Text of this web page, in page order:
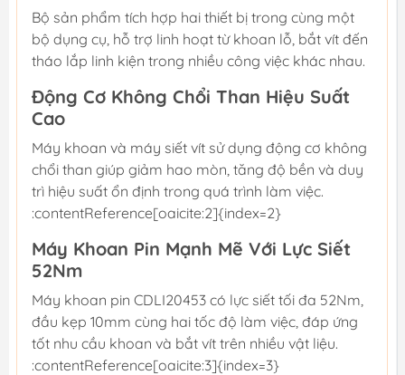
Bộ sản phẩm tích hợp hai thiết bị trong cùng một
bộ dụng cụ, hỗ trợ linh hoạt từ khoan lỗ, bắt vít đến
tháo lắp linh kiện trong nhiều công việc khác nhau.
Động Cơ Không Chổi Than Hiệu Suất
Cao
Máy khoan và máy siết vít sử dụng động cơ không
chổi than giúp giảm hao mòn, tăng độ bền và duy
trì hiệu suất ổn định trong quá trình làm việc.
:contentReference[oaicite:2]{index=2}
Máy Khoan Pin Mạnh Mẽ Với Lực Siết
52Nm
Máy khoan pin CDLI20453 có lực siết tối đa 52Nm,
đầu kẹp 10mm cùng hai tốc độ làm việc, đáp ứng
tốt nhu cầu khoan và bắt vít trên nhiều vật liệu.
:contentReference[oaicite:3]{index=3}